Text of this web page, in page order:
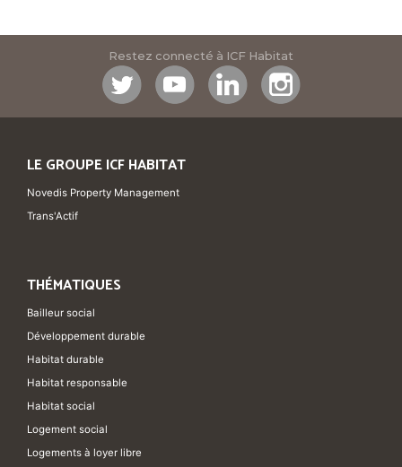
Restez connecté à ICF Habitat
LE GROUPE ICF HABITAT
Novedis Property Management
Trans'Actif
THÉMATIQUES
Bailleur social
Développement durable
Habitat durable
Habitat responsable
Habitat social
Logement social
Logements à loyer libre